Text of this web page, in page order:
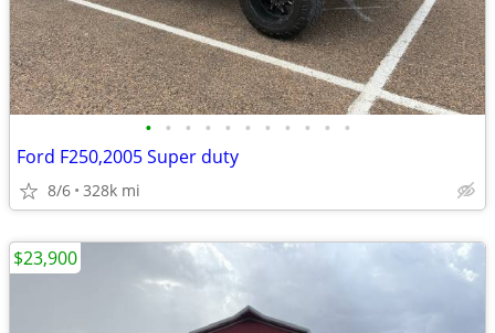
• • • • • • • • • • •
Ford F250,2005 Super duty
8/6 328k mi
$23,900